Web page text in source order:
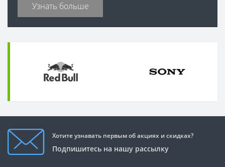
Узнать больше
Хотите узнавать первым об акциях и скидках?
Подпишитесь на нашу рассылку